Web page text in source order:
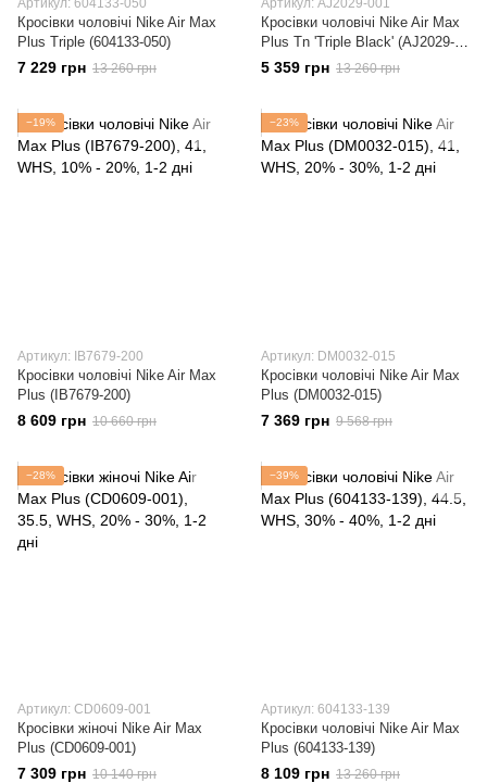
Артикул: 604133-050
Кросівки чоловічі Nike Air Max
Plus Triple (604133-050)
7 229 грн 13 260 грн
Артикул: AJ2029-001
Кросівки чоловічі Nike Air Max
Plus Tn 'Triple Black' (AJ2029-
001)
5 359 грн 13 260 грн
−19%
Артикул: IB7679-200
Кросівки чоловічі Nike Air Max
Plus (IB7679-200)
8 609 грн 10 660 грн
−23%
Артикул: DM0032-015
Кросівки чоловічі Nike Air Max
Plus (DM0032-015)
7 369 грн 9 568 грн
−28%
Артикул: CD0609-001
Кросівки жіночі Nike Air Max
Plus (CD0609-001)
7 309 грн 10 140 грн
−39%
Артикул: 604133-139
Кросівки чоловічі Nike Air Max
Plus (604133-139)
8 109 грн 13 260 грн